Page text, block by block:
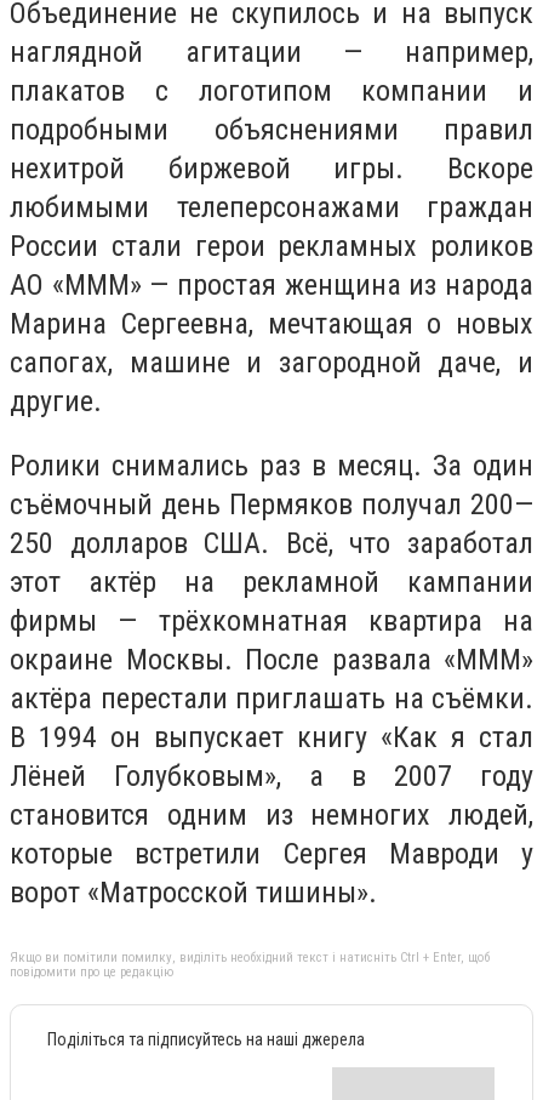
Объединение не скупилось и на выпуск
наглядной агитации — например,
плакатов с логотипом компании и
подробными объяснениями правил
нехитрой биржевой игры. Вскоре
любимыми телеперсонажами граждан
России стали герои рекламных роликов
АО «МММ» — простая женщина из народа
Марина Сергеевна, мечтающая о новых
сапогах, машине и загородной даче, и
другие.
Ролики снимались раз в месяц. За один
съёмочный день Пермяков получал 200—
250 долларов США. Всё, что заработал
этот актёр на рекламной кампании
фирмы — трёхкомнатная квартира на
окраине Москвы. После развала «МММ»
актёра перестали приглашать на съёмки.
В 1994 он выпускает книгу «Как я стал
Лёней Голубковым», а в 2007 году
становится одним из немногих людей,
которые встретили Сергея Мавроди у
ворот «Матросской тишины».
Якщо ви помітили помилку, виділіть необхідний текст і натисніть Ctrl + Enter, щоб
повідомити про це редакцію
Поділіться та підписуйтесь на наші джерела